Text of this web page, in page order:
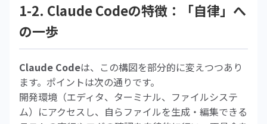
1-2. Claude Codeの特徴：「自律」へ
の一歩
Claude Codeは、この構図を部分的に変えつつあり
ます。ポイントは次の通りです。
開発環境（エディタ、ターミナル、ファイルシステ
ム）にアクセスし、自らファイルを生成・編集できる